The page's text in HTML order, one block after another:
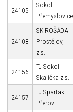
24105
Sokol
Přemyslovice
24108
SK ROŠÁDA
Prostějov,
z.s.
24156
TJ Sokol
Skalička z.s.
24157
TJ Spartak
Přerov